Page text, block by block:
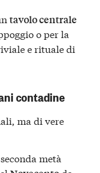
tavolo centrale
o per la
e rituale di
contadine
ma di vere
metà